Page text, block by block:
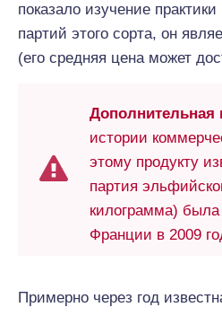
показало изучение
партий этого сорта, он
(его средняя цена может
истории
этому продукту
партия
килограмма)
Франции в 2009
Примерно через год